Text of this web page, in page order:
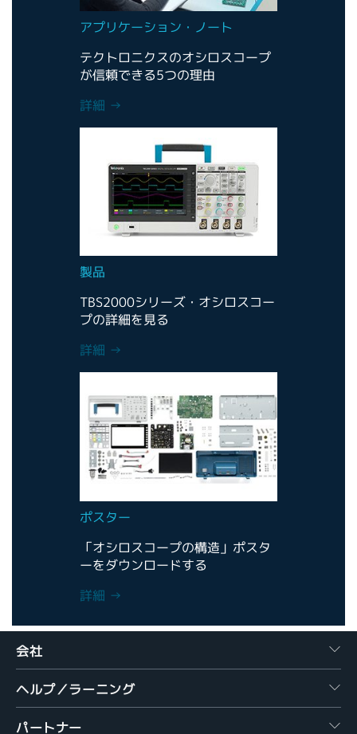
アプリケーション・ノート
テクトロニクスのオシロスコープ
が信頼できる5つの理由
詳細 →
製品
TBS2000シリーズ・オシロスコー
プの詳細を見る
詳細 →
ポスター
「オシロスコープの構造」ポスタ
ーをダウンロードする
詳細 →
会社
ヘルプ／ラーニング
パートナー